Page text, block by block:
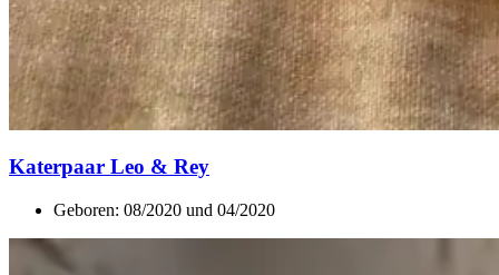
Katerpaar Leo & Rey
Geboren: 08/2020 und 04/2020